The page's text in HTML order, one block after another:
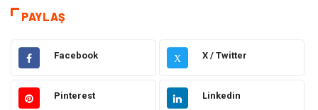
Hizmet
Hukuk Emlak
Otomotiv Sağlıklı Yaşam
PAYLAŞ
Facebook X X / Twitter
Pinterest Linkedin